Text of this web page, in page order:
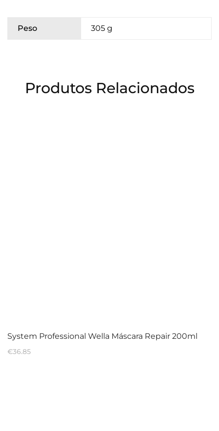
Peso 305 g
Produtos Relacionados
System Professional Wella Máscara Repair 200ml
€36.85